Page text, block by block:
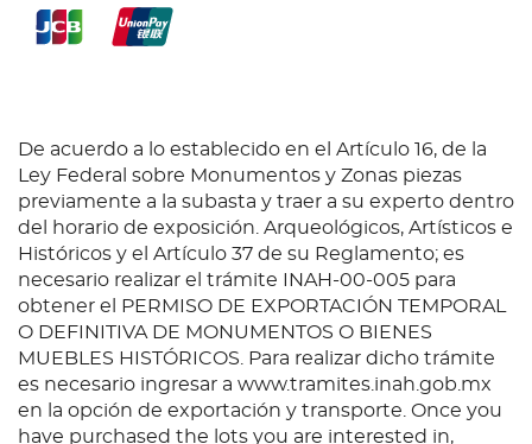
De acuerdo a lo establecido en el Artículo 16, de la
Ley Federal sobre Monumentos y Zonas piezas
previamente a la subasta y traer a su experto dentro
del horario de exposición. Arqueológicos, Artísticos e
Históricos y el Artículo 37 de su Reglamento; es
necesario realizar el trámite INAH-00-005 para
obtener el PERMISO DE EXPORTACIÓN TEMPORAL
O DEFINITIVA DE MONUMENTOS O BIENES
MUEBLES HISTÓRICOS. Para realizar dicho trámite
es necesario ingresar a www.tramites.inah.gob.mx
en la opción de exportación y transporte. Once you
have purchased the lots you are interested in,